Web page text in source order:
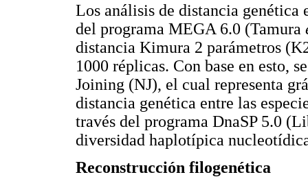
Los análisis de distancia genética
del programa MEGA 6.0 (Tamura
distancia Kimura 2 parámetros
1000 réplicas. Con base en esto,
Joining (NJ), el cual representa
distancia genética entre las
través del programa DnaSP 5.0
diversidad haplotípica
Reconstrucción filogenética